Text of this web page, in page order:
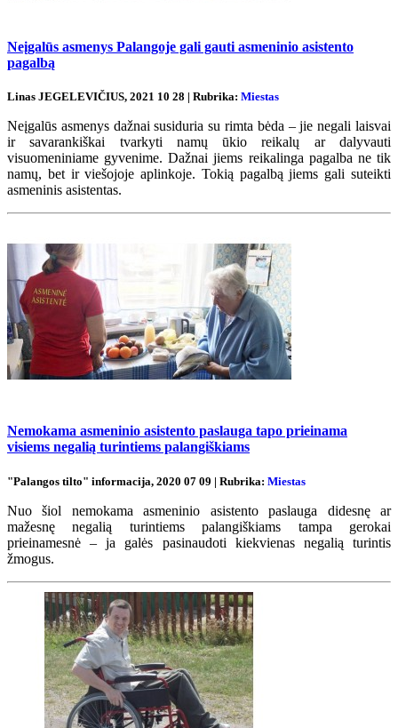
Neįgalūs asmenys Palangoje gali gauti asmeninio asistento
pagalbą
Linas JEGELEVIČIUS, 2021 10 28 | Rubrika: Miestas
Neįgalūs asmenys dažnai susiduria su rimta bėda – jie negali laisvai
ir savarankiškai tvarkyti namų ūkio reikalų ar dalyvauti
visuomeniniame gyvenime. Dažnai jiems reikalinga pagalba ne tik
namų, bet ir viešojoje aplinkoje. Tokią pagalbą jiems gali suteikti
asmeninis asistentas.
Nemokama asmeninio asistento paslauga tapo prieinama
visiems negalią turintiems palangiškiams
"Palangos tilto" informacija, 2020 07 09 | Rubrika: Miestas
Nuo šiol nemokama asmeninio asistento paslauga didesnę ar
mažesnę negalią turintiems palangiškiams tampa gerokai
prieinamesnė – ja galės pasinaudoti kiekvienas negalią turintis
žmogus.